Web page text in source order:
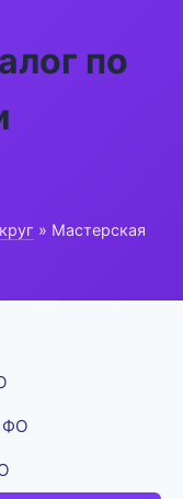
по
» Мастерская
ФО